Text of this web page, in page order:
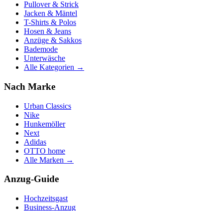
Pullover & Strick
Jacken & Mäntel
T-Shirts & Polos
Hosen & Jeans
Anzüge & Sakkos
Bademode
Unterwäsche
Alle Kategorien →
Nach Marke
Urban Classics
Nike
Hunkemöller
Next
Adidas
OTTO home
Alle Marken →
Anzug-Guide
Hochzeitsgast
Business-Anzug